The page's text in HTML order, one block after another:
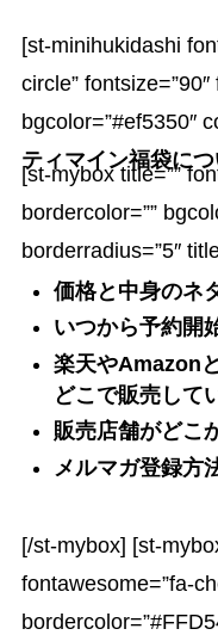
[st-minihukidashi
circle”
bgcolor=”#ef5350″
ティマイン福袋に
[st-mybox title=””
bordercolor=””
borderradius=”5″
価格と中身のネ
いつから予約開
楽天やAmazon
どこで販売して
販売店舗がどこ
メルマガ登録方
[/st-mybox] [st-
fontawesome=”fa-